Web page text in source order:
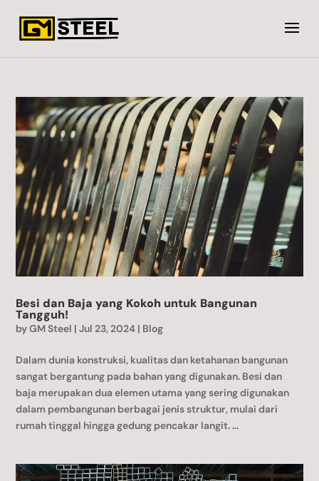
Besi dan Baja yang Kokoh untuk Bangunan
Tangguh!
byGM Steel |Jul 23, 2024 | Blog
Dalam dunia konstruksi, kualitas dan ketahanan bangunan
sangat bergantung pada bahan yang digunakan. Besi dan
baja merupakan dua elemen utama yang sering digunakan
dalam pembangunan berbagai jenis struktur, mulai dari
rumah tinggal hingga gedung pencakar langit. ...